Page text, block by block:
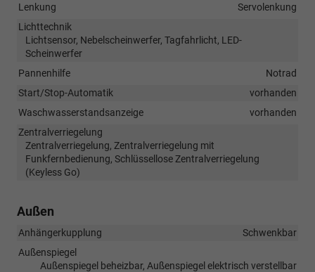
Lenkung
Servolenkung
Lichttechnik
Lichtsensor, Nebelscheinwerfer, Tagfahrlicht, LED-
Scheinwerfer
Pannenhilfe
Notrad
Start/Stop-Automatik
vorhanden
Waschwasserstandsanzeige
vorhanden
Zentralverriegelung
Zentralverriegelung, Zentralverriegelung mit
Funkfernbedienung, Schlüssellose Zentralverriegelung
(Keyless Go)
Außen
Anhängerkupplung
Schwenkbar
Außenspiegel
Außenspiegel beheizbar, Außenspiegel elektrisch verstellbar